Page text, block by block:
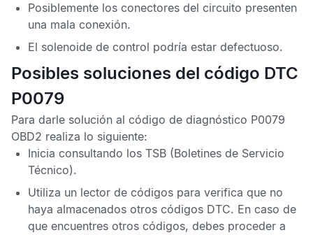
Posiblemente los conectores del circuito presenten
una mala conexión.
El solenoide de control podría estar defectuoso.
Posibles soluciones del código DTC
P0079
Para darle solución al código de diagnóstico P0079
OBD2 realiza lo siguiente:
Inicia consultando los TSB (Boletines de Servicio
Técnico).
Utiliza un lector de códigos para verifica que no
haya almacenados otros códigos DTC. En caso de
que encuentres otros códigos, debes proceder a